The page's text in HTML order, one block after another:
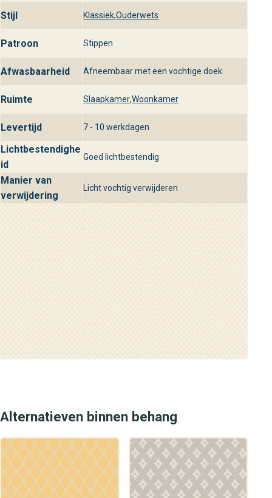
Stijl Klassiek,Ouderwets
Patroon Stippen
Afwasbaarheid Afneembaar met een vochtige doek
Ruimte Slaapkamer,Woonkamer
Levertijd 7 - 10 werkdagen
Lichtbestendighe
id
Goed lichtbestendig
Manier van
verwijdering
Licht vochtig verwijderen
Alternatieven binnen behang